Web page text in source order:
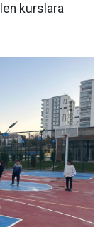
kurslara